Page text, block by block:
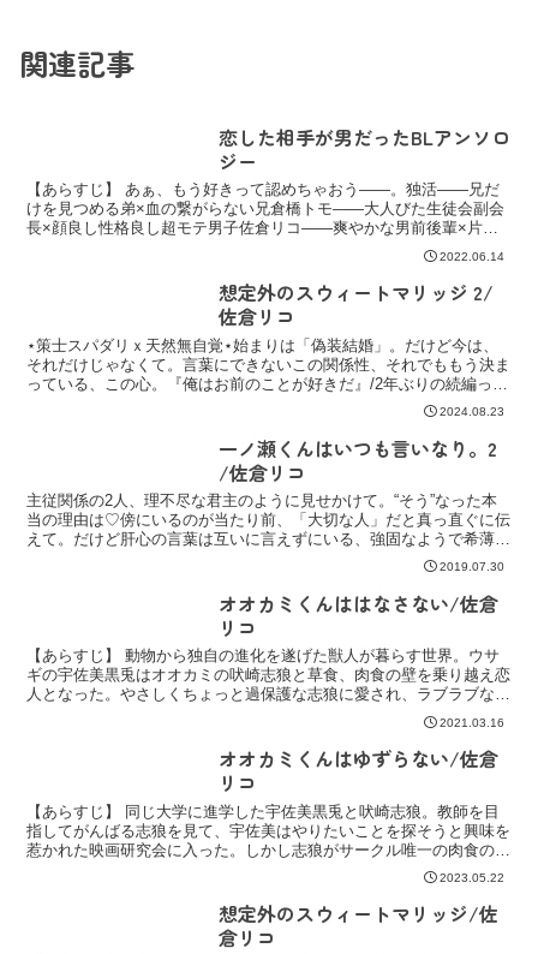
関連記事
恋した相手が男だったBLアンソロ
ジー
【あらすじ】 あぁ、もう好きって認めちゃおう――。独活――兄だ
けを見つめる弟×血の繋がらない兄倉橋トモ――大人びた生徒会副会
長×顔良し性格良し超モテ男子佐倉リコ――爽やかな男前後輩×片思
いをひた隠す先輩つゆきゆるこ――恋人より親友優先な正直...2022.06.14
想定外のスウィートマリッジ 2/
佐倉リコ
⋆策士スパダリｘ天然無自覚⋆始まりは「偽装結婚」。だけど今は、
それだけじゃなくて。言葉にできないこの関係性、それでももう決ま
っている、この心。『俺はお前のことが好きだ』/2年ぶりの続編っ
2024.08.23
一ノ瀬くんはいつも言いなり。2
/佐倉リコ
主従関係の2人、理不尽な君主のように見せかけて。“そう”なった本
当の理由は♡傍にいるのが当たり前、「大切な人」だと真っ直ぐに伝
えて。だけど肝心の言葉は互いに言えずにいる、強固なようで希薄な
2019.07.30
オオカミくんははなさない/佐倉
リコ
【あらすじ】 動物から独自の進化を遂げた獣人が暮らす世界。ウサ
ギの宇佐美黒兎はオオカミの吠崎志狼と草食、肉食の壁を乗り越え恋
人となった。やさしくちょっと過保護な志狼に愛され、ラブラブな生
活を送っていたが志狼の母親に交際がバレてしまい――！？...2021.03.16
オオカミくんはゆずらない/佐倉
リコ
【あらすじ】 同じ大学に進学した宇佐美黒兎と吠崎志狼。教師を目
指してがんばる志狼を見て、宇佐美はやりたいことを探そうと興味を
惹かれた映画研究会に入った。しかし志狼がサークル唯一の肉食の先
輩・犬塚直生のことを警戒していて、夏合宿についてくるこ...2023.05.22
想定外のスウィートマリッジ/佐
倉リコ